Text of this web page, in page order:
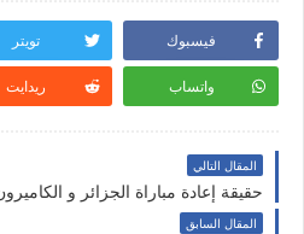
فيسبوك تويتر
واتساب ريدايت
المقال التالي
حقيقة إعادة مباراة الجزائر و
المقال السابق